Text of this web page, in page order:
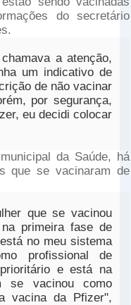
do secretário
a atenção,
um indicativo de
de não vacinar
por segurança,
eu decidi colocar
da Saúde, há
que se vacinaram de
que se vacinou
primeira fase de
no meu sistema
profissional de
e está na
se vacinou como
vacina da Pfizer",